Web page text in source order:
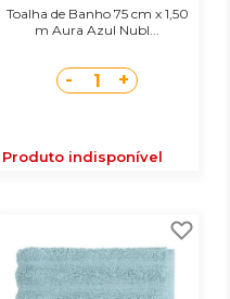
Toalha de Banho 75 cm x 1,50
m Aura Azul Nubl...
- 1 +
Produto indisponível